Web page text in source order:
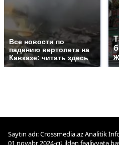
Все новости по
падению вертолета на
Кавказе: читать здесь
Saytın adı: Crossmedia.az Analitik
01 noyabr 2024-cü ildən fəaliyyətə